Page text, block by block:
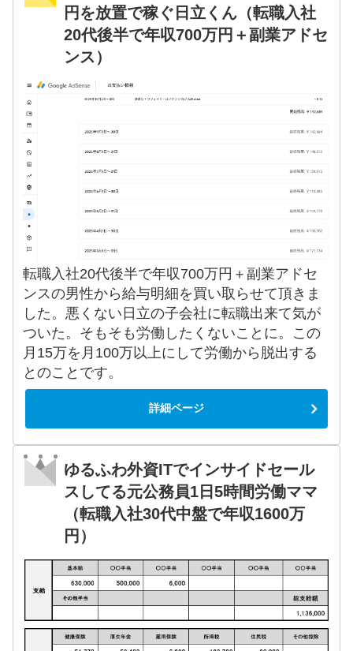
円を放置で稼ぐ日立くん（転職入社
20代後半で年収700万円＋副業アドセ
ンス）
転職入社20代後半で年収700万円＋副業アドセ
ンスの男性から給与明細を買い取らせて頂きま
した。悪くない日立の子会社に転職出来て気が
ついた。そもそも労働したくないことに。この
月15万を月100万以上にして労働から脱出する
とのことです。
詳細ページ
ゆるふわ外資ITでインサイドセール
スしてる元公務員1日5時間労働ママ
（転職入社30代中盤で年収1600万
円）